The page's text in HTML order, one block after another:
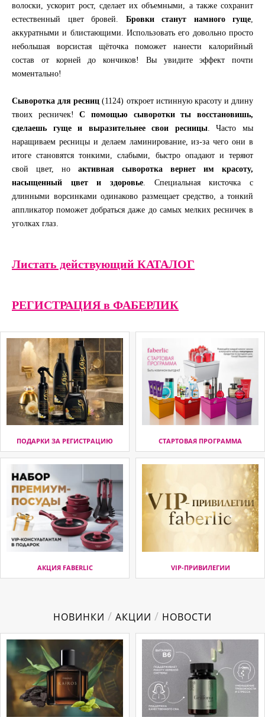
волоски, ускорит рост, сделает их объемными, а также сохранит
естественный цвет бровей. Бровки станут намного гуще
аккуратными и блистающими. Использовать его довольно просто
небольшая ворсистая щёточка поможет нанести калорийный
состав от корней до кончиков! Вы увидите эффект почти
моментально!
Сыворотка для ресниц(1124) откроет истинную красоту и длину
твоих ресничек!С помощью сыворотки ты восстановишь,
сделаешь гуще и выразительнее свои ресницы. Часто мы
наращиваем ресницы и делаем ламинирование, из-за чего они в
итоге становятся тонкими, слабыми, быстро опадают и теряют
свой цвет, но активная сыворотка вернет им красоту,
насыщенный цвет и здоровье . Специальная кисточка с
длинными ворсинками одинаково размещает средство, а тонкий
аппликатор поможет добраться даже до самых мелких ресничек в
уголках глаз.
Листать действующий КАТАЛОГ
РЕГИСТРАЦИЯ в ФАБЕРЛИК
ПОДАРКИ ЗА РЕГИСТРАЦИЮ СТАРТОВАЯ ПРОГРАММА
АКЦИЯ FABERLIC VIP-ПРИВИЛЕГИИ
НОВИНКИ / АКЦИИ / НОВОСТИ